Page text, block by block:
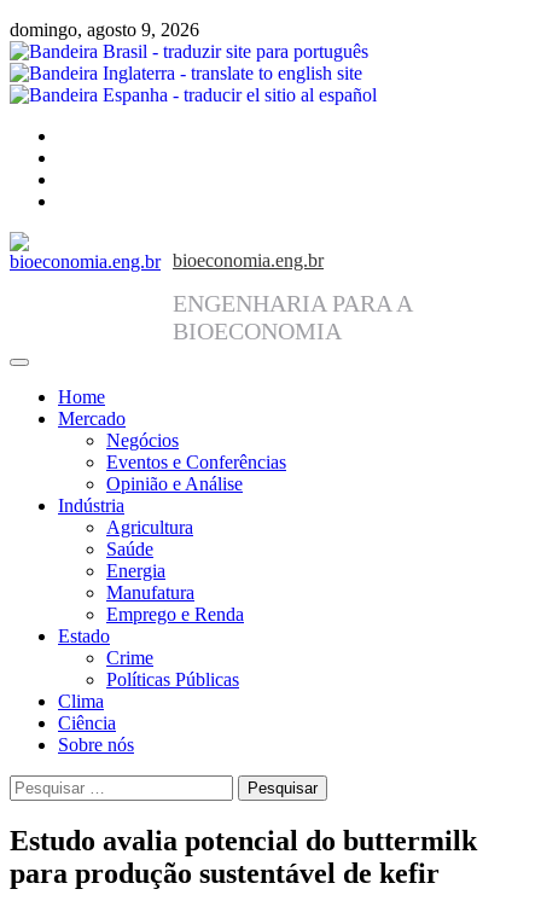
domingo, agosto 9, 2026
bioeconomia.eng.br
ENGENHARIA PARA A
BIOECONOMIA
Home
Mercado
Negócios
Eventos e Conferências
Opinião e Análise
Indústria
Agricultura
Saúde
Energia
Manufatura
Emprego e Renda
Estado
Crime
Políticas Públicas
Clima
Ciência
Sobre nós
Pesquisar
por:
Estudo avalia potencial do buttermilk
para produção sustentável de kefir